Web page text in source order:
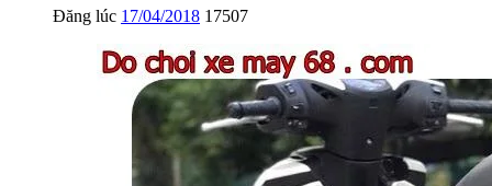
Đăng lúc 17/04/2018 17507